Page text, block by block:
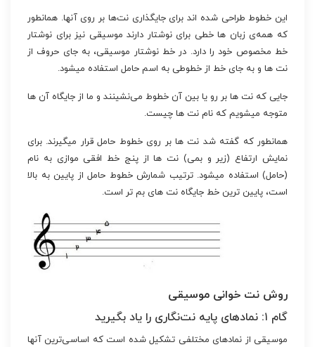
این خطوط طراحی شده اند برای جایگذاری نت‌ها بر روی آنها. همانطور
که همه‌ی زبان ها خطی برای نوشتار دارند موسیقی نیز برای نوشتار
خط مخصوص خود را دارد. در خط نوشتار موسیقی، به جای حروف از
نت ها و به جای خط از خطوطی به اسم حامل استفاده میشود.
جایی که نت ها بر رو یا بین آن خطوط می‌نشینند و ما از جایگاه آن ها
متوجه میشویم که نام نت ها چیست.
همانطور که گفته شد نت ها بر روی خطوط حامل قرار میگیرند. برای
نمایش ارتفاع (زیر و بمی) نت ها از پنج خط افقی موازی به نام
(حامل) استفاده میشود. ترتیب شمارش خطوط حامل از پایین به بالا
است، پایین ترین خط جایگاه نت های بم تر است.
روش نت خوانی موسیقی
گام ۱: نمادهای پایه نت‌نگاری را یاد بگیرید
موسیقی از نمادهای مختلفی تشکیل شده است که اساسی‌ترین آنها